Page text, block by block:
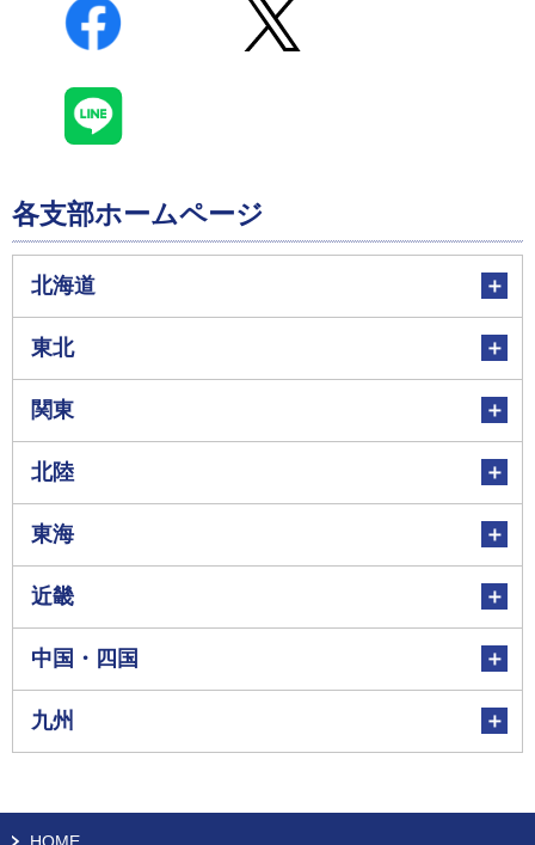
各支部ホームページ
北海道
東北
関東
北陸
東海
近畿
中国・四国
九州